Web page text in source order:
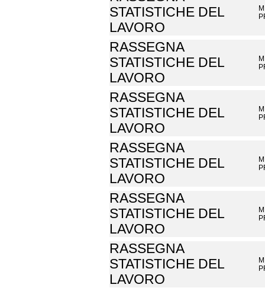
STATISTICHE DEL
LAVORO
RASSEGNA
STATISTICHE DEL
LAVORO
RASSEGNA
STATISTICHE DEL
LAVORO
RASSEGNA
STATISTICHE DEL
LAVORO
RASSEGNA
STATISTICHE DEL
LAVORO
RASSEGNA
STATISTICHE DEL
LAVORO